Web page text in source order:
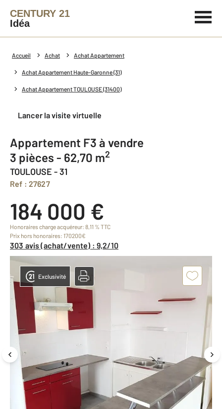
CENTURY 21
Idéa
Accueil Achat Achat Appartement
Achat Appartement Haute-Garonne (31)
Achat Appartement TOULOUSE (31400)
Lancer la visite virtuelle
Appartement F3 à vendre
3 pièces - 62,70 m2
TOULOUSE - 31
Ref : 27627
184 000 €
Honoraires charge acquéreur: 8,11 % TTC
Prix hors honoraires: 170200€
303 avis (achat/vente) : 9,2/10
Exclusivité